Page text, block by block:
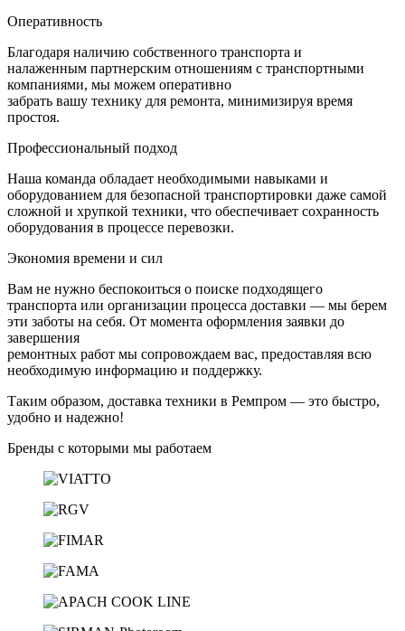
Оперативность
Благодаря наличию собственного транспорта и
налаженным партнерским отношениям с транспортными
компаниями, мы можем оперативно
забрать вашу технику для ремонта, минимизируя время
простоя.
Профессиональный подход
Наша команда обладает необходимыми навыками и
оборудованием для безопасной транспортировки даже самой
сложной и хрупкой техники, что обеспечивает сохранность
оборудования в процессе перевозки.
Экономия времени и сил
Вам не нужно беспокоиться о поиске подходящего
транспорта или организации процесса доставки — мы берем
эти заботы на себя. От момента оформления заявки до
завершения
ремонтных работ мы сопровождаем вас, предоставляя всю
необходимую информацию и поддержку.
Таким образом, доставка техники в Ремпром — это быстро,
удобно и надежно!
Бренды с которыми мы работаем​